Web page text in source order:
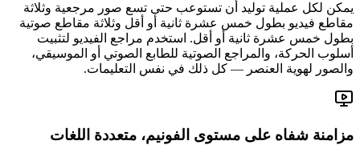
يمكن لكل عملية توليد أن تستوعب حتى تسع صور مرجعية وثلاثة
مقاطع فيديو بطول خمس عشرة ثانية أو أقل وثلاثة مقاطع صوتية
بطول خمس عشرة ثانية أو أقل. استخدم مراجع الفيديو لتثبيت
أسلوب الحركة، والمراجع الصوتية للطابع الصوتي أو الموسيقي،
والصور لهوية العنصر — كل ذلك في نفس التعليمات.
مزامنة شفاه على مستوى الفونيم، متعددة اللغات